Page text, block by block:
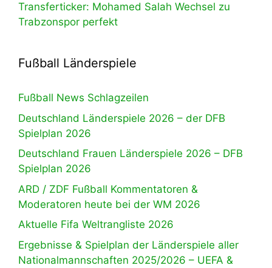
Transferticker: Mohamed Salah Wechsel zu
Trabzonspor perfekt
Fußball Länderspiele
Fußball News Schlagzeilen
Deutschland Länderspiele 2026 – der DFB
Spielplan 2026
Deutschland Frauen Länderspiele 2026 – DFB
Spielplan 2026
ARD / ZDF Fußball Kommentatoren &
Moderatoren heute bei der WM 2026
Aktuelle Fifa Weltrangliste 2026
Ergebnisse & Spielplan der Länderspiele aller
Nationalmannschaften 2025/2026 – UEFA &